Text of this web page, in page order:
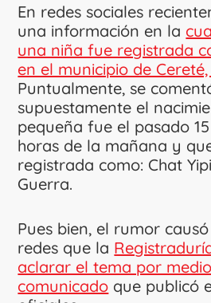
En redes sociales
una información en la
una niña fue registrada
en el municipio de
Puntualmente, se
supuestamente el
pequeña fue el pasado
horas de la mañana y
registrada como: Chat
Guerra.
Pues bien, el rumor
redes que la
aclarar el tema por
comunicado que publicó